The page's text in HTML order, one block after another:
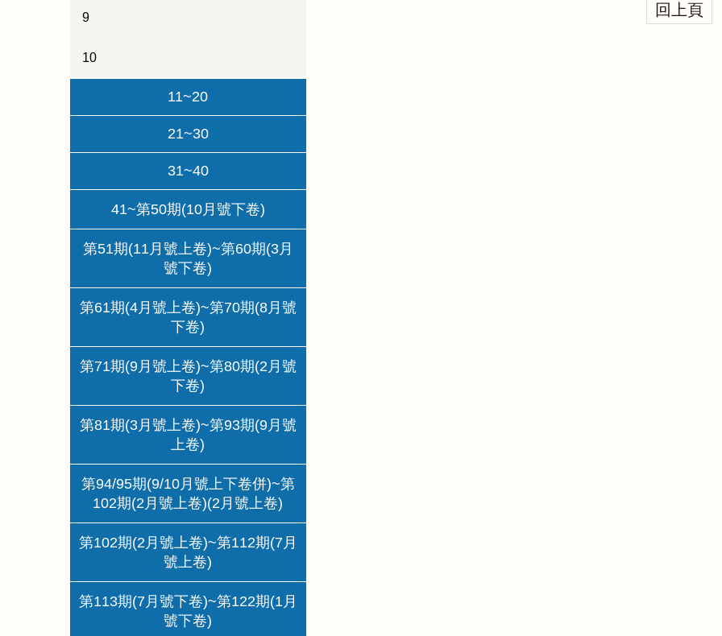
9
10
11~20
21~30
31~40
41~第50期(10月號下卷)
第51期(11月號上卷)~第60期(3月
號下卷)
第61期(4月號上卷)~第70期(8月號
下卷)
第71期(9月號上卷)~第80期(2月號
下卷)
第81期(3月號上卷)~第93期(9月號
上卷)
第94/95期(9/10月號上下卷併)~第
102期(2月號上卷)(2月號上卷)
第102期(2月號上卷)~第112期(7月
號上卷)
第113期(7月號下卷)~第122期(1月
號下卷)
回上頁